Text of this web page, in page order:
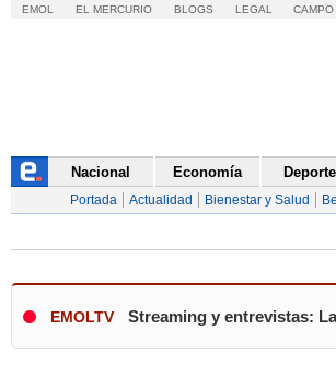
EMOL EL MERCURIO BLOGS LEGAL CAMPO
Nacional Economía
Portada Actualidad Bienestar y Salud
EMOLTV Streaming y entrevistas: